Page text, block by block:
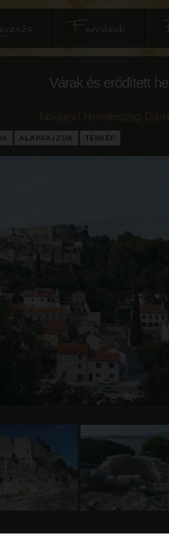
Források
Várak és erődített
Horvátország
ALAPRAJZOK TÉRKÉP